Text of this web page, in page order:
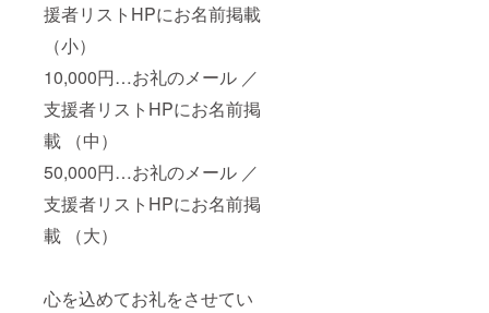
援者リストHPにお名前掲載
（小）
10,000円…お礼のメール ／
支援者リストHPにお名前掲
載 （中）
50,000円…お礼のメール ／
支援者リストHPにお名前掲
載 （大）
心を込めてお礼をさせてい